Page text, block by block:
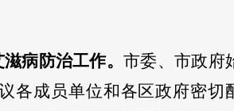
滋病防治工作。市委、市政府
各成员单位和各区政府密切